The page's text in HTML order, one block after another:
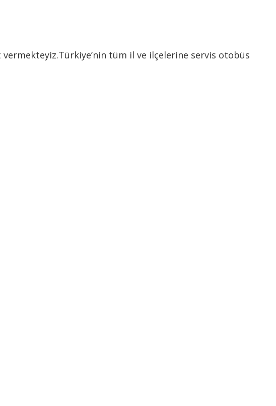
tüm il ve ilçelerine servis otobüs